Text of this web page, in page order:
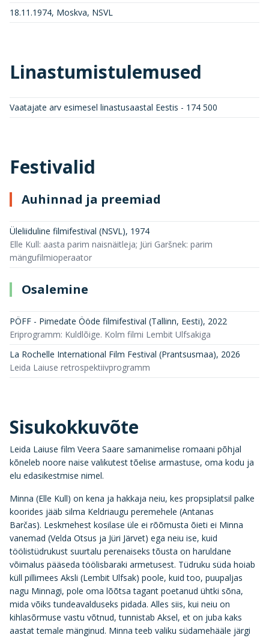
18.11.1974, Moskva, NSVL
Linastumistulemused
Vaatajate arv esimesel linastusaastal Eestis - 174 500
Festivalid
Auhinnad ja preemiad
Üleliiduline filmifestival (NSVL), 1974
Elle Kull: aasta parim naisnäitleja; Jüri Garšnek: parim
mängufilmioperaator
Osalemine
PÖFF - Pimedate Ööde filmifestival (Tallinn, Eesti), 2022
Eriprogramm: Kuldlõige. Kolm filmi Lembit Ulfsakiga
La Rochelle International Film Festival (Prantsusmaa), 2026
Leida Laiuse retrospektiivprogramm
Sisukokkuvõte
Leida Laiuse film Veera Saare samanimelise romaani põhjal
kõneleb noore naise valikutest tõelise armastuse, oma kodu ja
elu edasikestmise nimel.
Minna (Elle Kull) on kena ja hakkaja neiu, kes propsiplatsil palke
koorides jääb silma Keldriaugu peremehele (Antanas
Barčas). Leskmehest kosilase üle ei rõõmusta õieti ei Minna
vanemad (Velda Otsus ja Jüri Järvet) ega neiu ise, kuid
töölistüdrukust suurtalu perenaiseks tõusta on haruldane
võimalus pääseda töölisbaraki armetusest. Tüdruku süda hoiab
küll pillimees Aksli (Lembit Ulfsak) poole, kuid too, puupaljas
nagu Minnagi, pole oma lõõtsa tagant poetanud ühtki sõna,
mida võiks tundeavalduseks pidada. Alles siis, kui neiu on
kihlasõrmuse vastu võtnud, tunnistab Aksel, et on juba kaks
aastat temale mänginud. Minna teeb valiku südamehääle järgi